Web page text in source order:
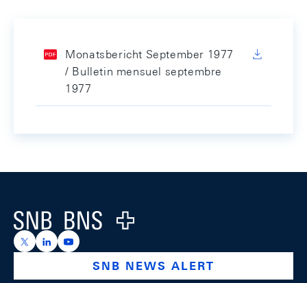
Monatsbericht September 1977
/ Bulletin mensuel septembre
1977
Logo
https://x.com/snb_bns
https://ch.linkedin.com/company/swiss-national-
https://www.youtube.com/@swissnationalbank
SNB NEWS ALERT